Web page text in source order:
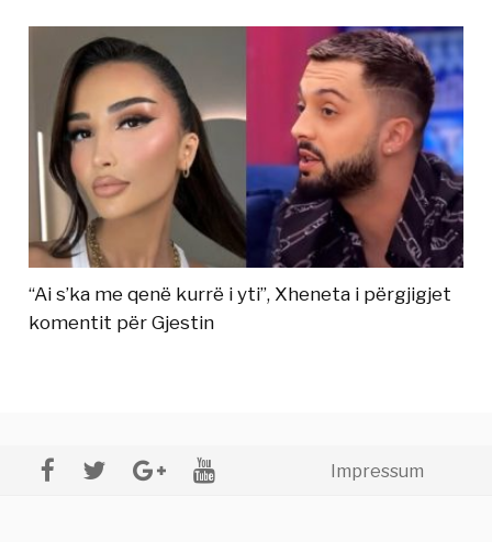
“Ai s’ka me qenë kurrë i yti”, Xheneta i përgjigjet
komentit për Gjestin
Impressum